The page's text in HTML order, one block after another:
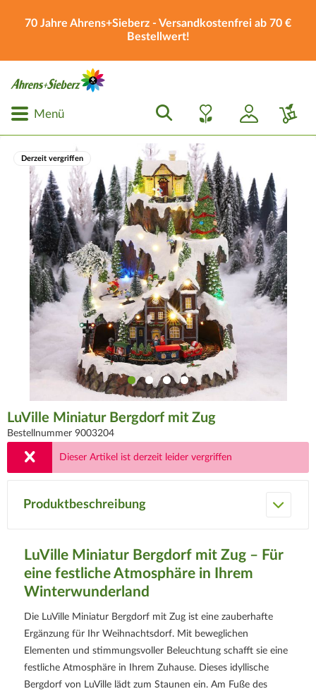
70 Jahre Ahrens+Sieberz - Versandkostenfrei ab 70 €
Bestellwert!
Menü
Derzeit vergriffen
LuVille Miniatur Bergdorf mit Zug
Bestellnummer 9003204
Dieser Artikel ist derzeit leider vergriffen
Produktbeschreibung
LuVille Miniatur Bergdorf mit Zug – Für
eine festliche Atmosphäre in Ihrem
Winterwunderland
Die LuVille Miniatur Bergdorf mit Zug ist eine zauberhafte
Ergänzung für Ihr Weihnachtsdorf. Mit beweglichen
Elementen und stimmungsvoller Beleuchtung schafft sie eine
festliche Atmosphäre in Ihrem Zuhause. Dieses idyllische
Bergdorf von LuVille lädt zum Staunen ein. Am Fuße des